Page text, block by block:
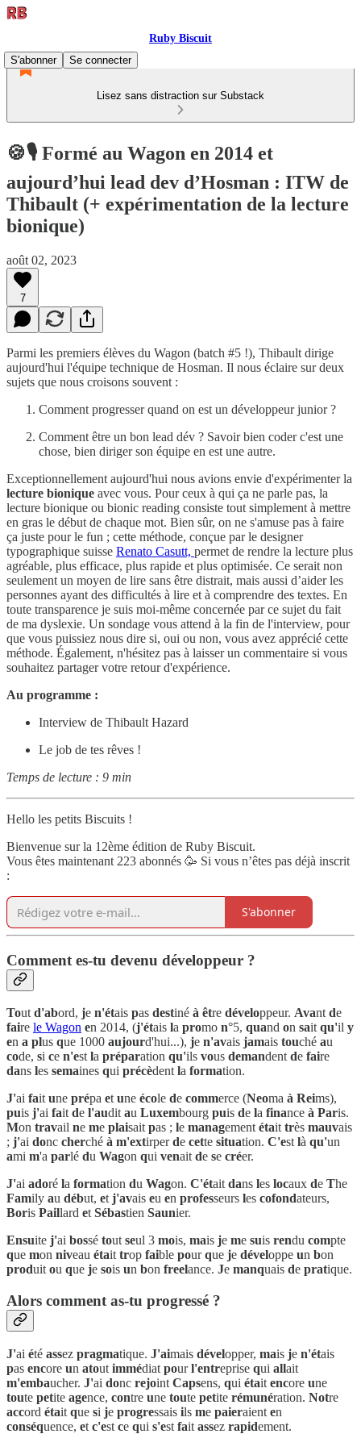
Ruby Biscuit
S'abonner
Se connecter
Lisez sans distraction sur Substack
🍪🎙️ Formé au Wagon en 2014 et
aujourd’hui lead dev d’Hosman : ITW de
Thibault (+ expérimentation de la lecture
bionique)
août 02, 2023
7
Parmi les premiers élèves du Wagon (batch #5 !), Thibault dirige
aujourd'hui l'équipe technique de Hosman. Il nous éclaire sur deux
sujets que nous croisons souvent :
Comment progresser quand on est un développeur junior ?
Comment être un bon lead dév ? Savoir bien coder c'est une
chose, bien diriger son équipe en est une autre.
Exceptionnellement aujourd'hui nous avions envie d'expérimenter la
lecture bionique avec vous. Pour ceux à qui ça ne parle pas, la
lecture bionique ou bionic reading consiste tout simplement à mettre
en gras le début de chaque mot. Bien sûr, on ne s'amuse pas à faire
ça juste pour le fun ; cette méthode, conçue par le designer
typographique suisse Renato Casutt, permet de rendre la lecture plus
agréable, plus efficace, plus rapide et plus optimisée. Ce serait non
seulement un moyen de lire sans être distrait, mais aussi d’aider les
personnes ayant des difficultés à lire et à comprendre des textes. En
toute transparence je suis moi-même concernée par ce sujet du fait
de ma dyslexie. Un sondage vous attend à la fin de l'interview, pour
que vous puissiez nous dire si, oui ou non, vous avez apprécié cette
méthode. Également, n'hésitez pas à laisser un commentaire si vous
souhaitez partager votre retour d'expérience.
Au programme :
Interview de Thibault Hazard
Le job de tes rêves !
Temps de lecture : 9 min
Hello les petits Biscuits !
Bienvenue sur la 12ème édition de Ruby Biscuit.
Vous êtes maintenant 223 abonnés 🥳 Si vous n’êtes pas déjà inscrit
:
S'abonner
Comment es-tu devenu développeur ?
Tout d'abord, je n'étais pas destiné à être développeur. Avant de
faire le Wagon en 2014, (j'étais la promo n°5, quand on sait qu'il y
en a plus que 1000 aujourd'hui...), je n'avais jamais touché au
code, si ce n'est la préparation qu'ils vous demandent de faire
dans les semaines qui précèdent la formation.
J'ai fait une prépa et une école de commerce (Neoma à Reims),
puis j'ai fait de l'audit au Luxembourg puis de la finance à Paris.
Mon travail ne me plaisait pas ; le management était très mauvais
; j'ai donc cherché à m'extirperde cette situation. C'est là qu'un
ami m'a parlé du Wagon qui venait de se créer.
J'ai adoré la formation du Wagon. C'était dans les locaux de The
Family au début, et j'avais eu en professeurs les cofondateurs,
Boris Paillard et Sébastien Saunier.
Ensuite j'ai bossé tout seul 3 mois, mais je me suis rendu compte
que mon niveau était trop faible pourque je développe un bon
produit ou que je sois un bon freelance. Je manquais de pratique.
Alors comment as-tu progressé ?
J'ai été assez pragmatique. J'aimais développer, mais je n'étais
pas encore un atout immédiat pourl'entreprise qui allait
m'embaucher. J'ai donc rejoint Capsens, qui était encore une
toute petite agence, contre une toute petite rémunération. Notre
accord était que si je progressais ils me paieraient en
conséquence, et c'est ce qui s'est fait assez rapidement.